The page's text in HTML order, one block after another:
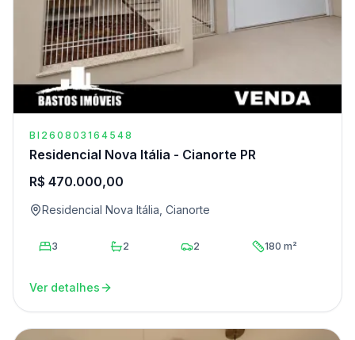
BI260803164548
Residencial Nova Itália - Cianorte PR
R$ 470.000,00
Residencial Nova Itália, Cianorte
3 2 2 180 m²
Ver detalhes